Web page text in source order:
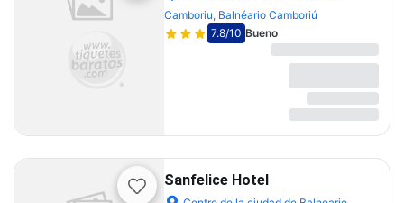
Camboriu, Balnéario Camboriú
7.8/10 Bueno
Sanfelice Hotel